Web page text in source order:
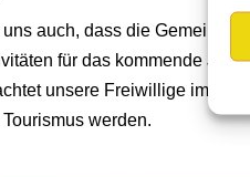
auch, dass die Gemeinde
für das kommende Jahr
unsere Freiwillige im
werden.